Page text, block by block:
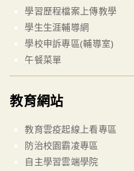
學習歷程檔案上傳教學
學生生涯輔導網
學校申訴專區(輔導室)
午餐菜單
教育網站
教育雲疫起線上看專區
防治校園霸凌專區
自主學習雲端學院